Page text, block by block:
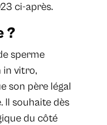
ci-après.
?
sperme
in vitro,
son père légal
Il souhaite dès
du côté